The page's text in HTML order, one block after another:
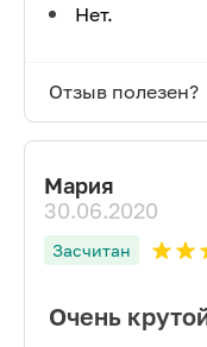
Нет.
Отзыв полезен?
Мария
30.06.2020
Засчитан
Очень